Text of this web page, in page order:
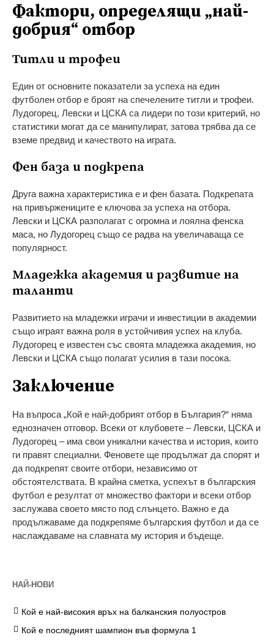
Фактори, определящи „най-
добрия“ отбор
Титли и трофеи
Един от основните показатели за успеха на един
футболен отбор е броят на спечелените титли и трофеи.
Лудогорец, Левски и ЦСКА са лидери по този критерий, но
статистики могат да се манипулират, затова трябва да се
вземе предвид и качеството на играта.
Фен база и подкрепа
Друга важна характеристика е и фен базата. Подкрепата
на привържениците е ключова за успеха на отбора.
Левски и ЦСКА разполагат с огромна и лоялна фенска
маса, но Лудогорец също се радва на увеличаваща се
популярност.
Младежка академия и развитие на
таланти
Развитието на младежки играчи и инвестиции в академии
също играят важна роля в устойчивия успех на клуба.
Лудогорец е известен със своята младежка академия, но
Левски и ЦСКА също полагат усилия в тази посока.
Заключение
На въпроса „Кой е най-добрият отбор в България?“ няма
еднозначен отговор. Всеки от клубовете – Левски, ЦСКА и
Лудогорец – има свои уникални качества и история, които
ги правят специални. Феновете ще продължат да спорят и
да подкрепят своите отбори, независимо от
обстоятелствата. В крайна сметка, успехът в българския
футбол е резултат от множество фактори и всеки отбор
заслужава своето място под слънцето. Важно е да
продължаваме да подкрепяме българския футбол и да се
наслаждаваме на славната му история и бъдеще.
НАЙ-НОВИ
Кой е най-високия връх на балканския полуостров
Кой е последният шампион във формула 1